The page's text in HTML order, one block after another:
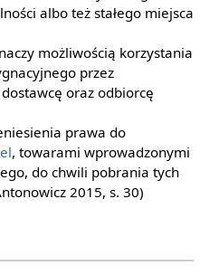
albo też stałego miejsca
możliwością korzystania
przez
oraz odbiorcę
prawa do
, towarami wprowadzonymi
do chwili pobrania tych
2015, s. 30)